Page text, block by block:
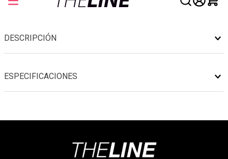
DESCRIPCIÓN
ESPECIFICACIONES